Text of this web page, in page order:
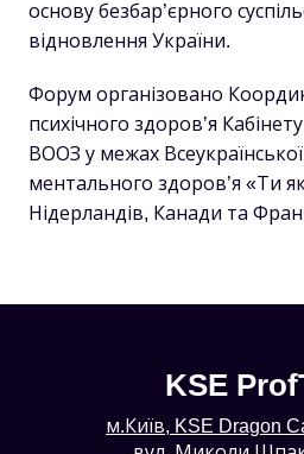
основу безбар’єрного
відновлення України.
Форум організовано
психічного здоров’я
ВООЗ у межах
ментального здоров’я «Ти
Нідерландів, Канади та
KSE
м.Київ, KSE Dragon